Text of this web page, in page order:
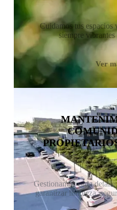
Cuidamos tus espacios
siempre
Ver
Gestionamos cada
garantizar limpieza,